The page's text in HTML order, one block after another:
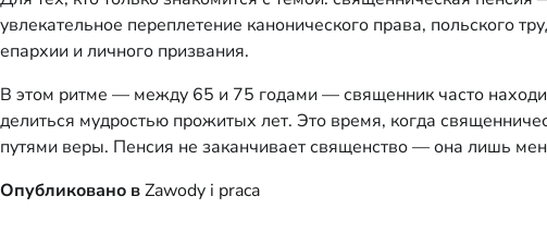
увлекательное переплетение канонического права, польского
епархии и личного призвания.
В этом ритме — между 65 и 75 годами — священник часто
делиться мудростью прожитых лет. Это время, когда
путями веры. Пенсия не заканчивает священство — она лишь
Опубликовано вZawody i praca